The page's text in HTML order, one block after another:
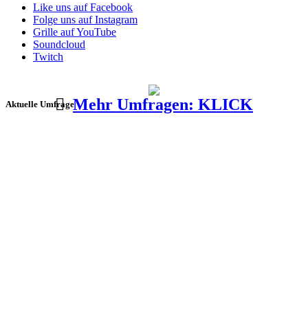
Like uns auf Facebook
Folge uns auf Instagram
Grille auf YouTube
Soundcloud
Twitch
Aktuelle UmfrageMehr Umfragen: KLICK